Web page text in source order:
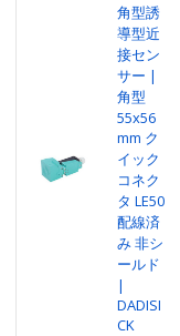
角型誘
導型近
接セン
サー |
角型
55x56
mm ク
イック
コネク
タ LE50
配線済
み 非シ
ールド
|
DADISI
CK